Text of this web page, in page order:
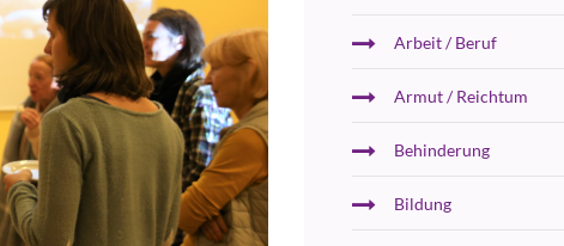
Arbeit / Beruf
Armut / Reichtum
Behinderung
Bildung